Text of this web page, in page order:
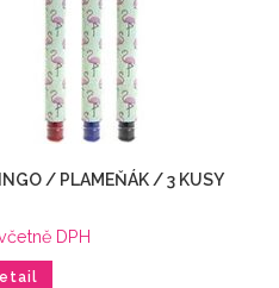
/ PLAMEŇÁK / 3 KUSY
DPH